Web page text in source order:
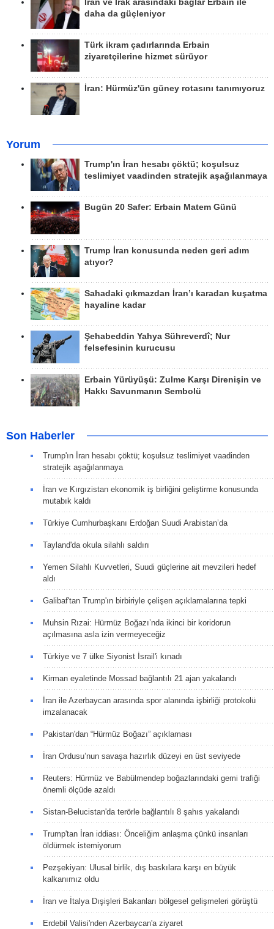
İran ve Irak arasındaki bağlar Erbain ile
daha da güçleniyor
Türk ikram çadırlarında Erbain
ziyaretçilerine hizmet sürüyor
İran: Hürmüz'ün güney rotasını tanımıyoruz
Yorum
Trump'ın İran hesabı çöktü; koşulsuz
teslimiyet vaadinden stratejik aşağılanmaya
Bugün 20 Safer: Erbain Matem Günü
Trump İran konusunda neden geri adım
atıyor?
Sahadaki çıkmazdan İran’ı karadan kuşatma
hayaline kadar
Şehabeddin Yahya Sühreverdî; Nur
felsefesinin kurucusu
Erbain Yürüyüşü: Zulme Karşı Direnişin ve
Hakkı Savunmanın Sembolü
Son Haberler
Trump'ın İran hesabı çöktü; koşulsuz teslimiyet vaadinden
stratejik aşağılanmaya
İran ve Kırgızistan ekonomik iş birliğini geliştirme konusunda
mutabık kaldı
Türkiye Cumhurbaşkanı Erdoğan Suudi Arabistan’da
Tayland'da okula silahlı saldırı
Yemen Silahlı Kuvvetleri, Suudi güçlerine ait mevzileri hedef
aldı
Galibaf'tan Trump'ın birbiriyle çelişen açıklamalarına tepki
Muhsin Rızai: Hürmüz Boğazı’nda ikinci bir koridorun
açılmasına asla izin vermeyeceğiz
Türkiye ve 7 ülke Siyonist İsrail'i kınadı
Kirman eyaletinde Mossad bağlantılı 21 ajan yakalandı
İran ile Azerbaycan arasında spor alanında işbirliği protokolü
imzalanacak
Pakistan'dan “Hürmüz Boğazı” açıklaması
İran Ordusu’nun savaşa hazırlık düzeyi en üst seviyede
Reuters: Hürmüz ve Babülmendep boğazlarındaki gemi trafiği
önemli ölçüde azaldı
Sistan-Belucistan'da terörle bağlantılı 8 şahıs yakalandı
Trump'tan İran iddiası: Önceliğim anlaşma çünkü insanları
öldürmek istemiyorum
Pezşekiyan: Ulusal birlik, dış baskılara karşı en büyük
kalkanımız oldu
İran ve İtalya Dışişleri Bakanları bölgesel gelişmeleri görüştü
Erdebil Valisi'nden Azerbaycan'a ziyaret